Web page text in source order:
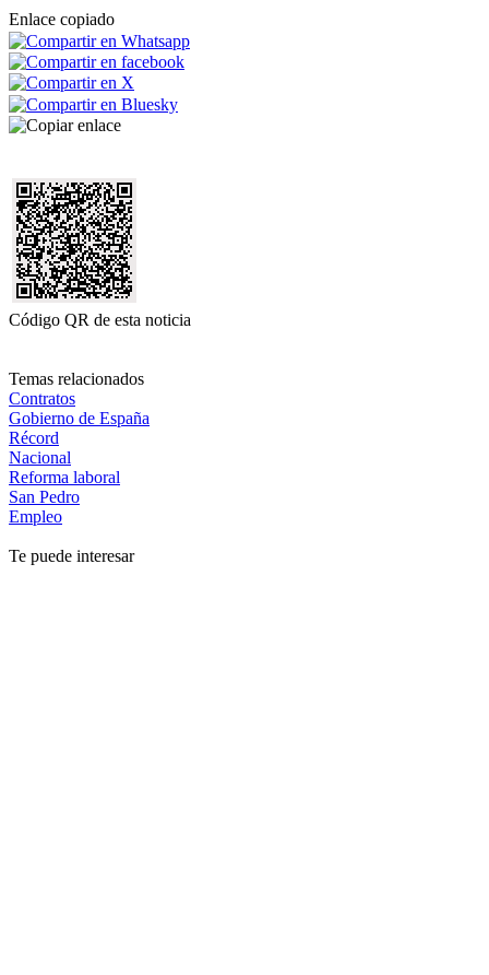
Enlace copiado
Código QR de esta noticia
Temas relacionados
Contratos
Gobierno de España
Récord
Nacional
Reforma laboral
San Pedro
Empleo
Te puede interesar